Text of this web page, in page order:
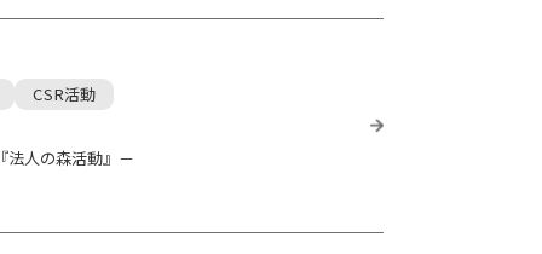
CSR活動
法人の森活動』－